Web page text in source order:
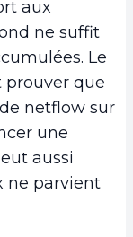
aux
ne suffit
Le
que
netflow sur
une
aussi
ne parvient